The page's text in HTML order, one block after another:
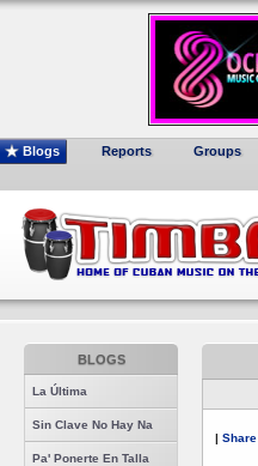
Blogs Reports Groups
BLOGS
La Última
Sin Clave No Hay Na
Pa' Ponerte En Talla
| Share